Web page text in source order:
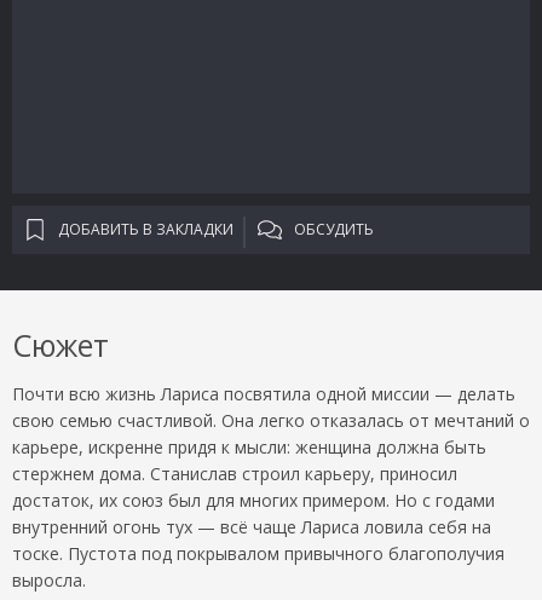
ДОБАВИТЬ В ЗАКЛАДКИ ОБСУДИТЬ
Сюжет
Почти всю жизнь Лариса посвятила одной миссии — делать
свою семью счастливой. Она легко отказалась от мечтаний о
карьере, искренне придя к мысли: женщина должна быть
стержнем дома. Станислав строил карьеру, приносил
достаток, их союз был для многих примером. Но с годами
внутренний огонь тух — всё чаще Лариса ловила себя на
тоске. Пустота под покрывалом привычного благополучия
выросла.